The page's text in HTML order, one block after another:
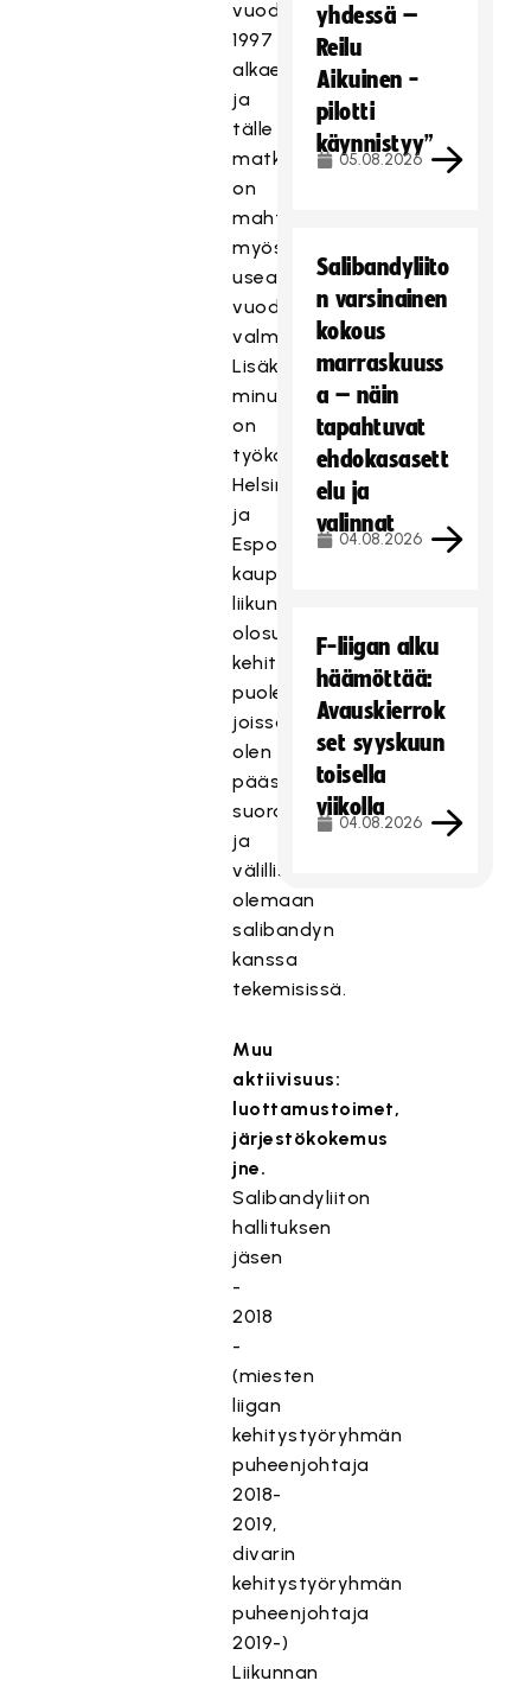
vuodesta
1997
alkaen
ja
tälle
matkalle
on
mahtunut
myös
usean
vuoden
valmennuskokemus.
Lisäksi
minulla
on
työkokemusta
Helsingin
ja
Espoon
kaupunkien
liikuntavirastoista
olosuhteiden
kehittämisen
puolelta,
joissa
olen
päässyt
suoraan
ja
välillisesti
olemaan
salibandyn
kanssa
tekemisissä.
Muu
aktiivisuus:
luottamustoimet,
järjestökokemus
jne.
Salibandyliiton
hallituksen
jäsen
-
2018
-
(miesten
liigan
kehitystyöryhmän
puheenjohtaja
2018-
2019,
divarin
kehitystyöryhmän
puheenjohtaja
2019-)
Liikunnan
yhdessä –
Reilu
Aikuinen -
pilotti
käynnistyy”
05.08.2026
Salibandyliito
n varsinainen
kokous
marraskuuss
a – näin
tapahtuvat
ehdokasasett
elu ja
valinnat
04.08.2026
F-liigan alku
häämöttää:
Avauskierrok
set syyskuun
toisella
viikolla
04.08.2026